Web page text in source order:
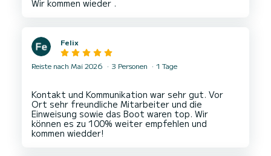
Felix
Reiste nach Mai 2026 3 Personen 1 Tage
Kontakt und Kommunikation war sehr gut. Vor
Ort sehr freundliche Mitarbeiter und die
Einweisung sowie das Boot waren top. Wir
können es zu 100% weiter empfehlen und